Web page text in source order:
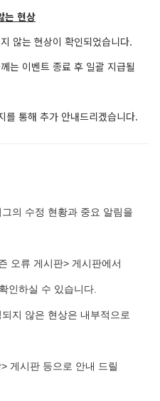
는 현상
않는 현상이 확인되었습니다.
는 이벤트 종료 후 일괄 지급될
통해 추가 안내드리겠습니다.
의 수정 현황과 중요 알림을
오류 게시판> 게시판에서
인하실 수 있습니다.
지 않은 현상은 내부적으로
게시판 등으로 안내 드릴